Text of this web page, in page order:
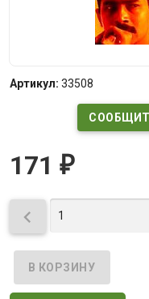
Артикул: 33508
171 ₽
